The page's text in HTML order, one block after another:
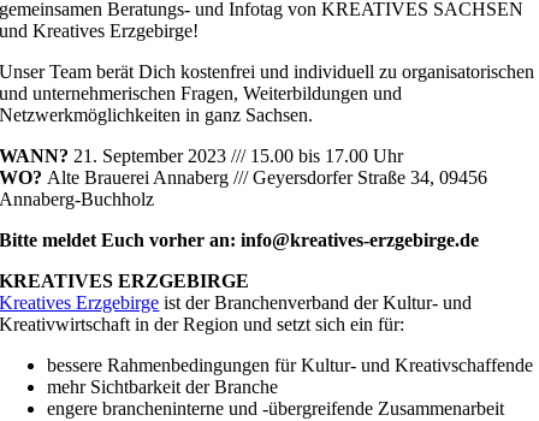
gemeinsamen Beratungs- und Infotag von KREATIVES SACHSEN
und Kreatives Erzgebirge!
Unser Team berät Dich kostenfrei und individuell zu organisatorischen
und unternehmerischen Fragen, Weiterbildungen und
Netzwerkmöglichkeiten in ganz Sachsen.
WANN?21. September 2023 /// 15.00 bis 17.00 Uhr
WO?Alte Brauerei Annaberg /// Geyersdorfer Straße 34, 09456
Annaberg-Buchholz
Bitte meldet Euch vorher an:info@kreatives-erzgebirge.de
KREATIVES ERZGEBIRGE
Kreatives Erzgebirge ist der Branchenverband der Kultur- und
Kreativwirtschaft in der Region und setzt sich ein für:
bessere Rahmenbedingungen für Kultur- und Kreativschaffende
mehr Sichtbarkeit der Branche
engere brancheninterne und -übergreifende Zusammenarbeit